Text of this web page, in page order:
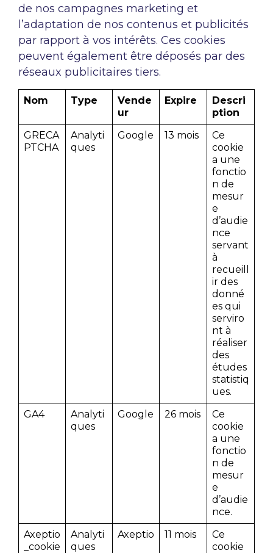
de nos campagnes marketing et
l’adaptation de nos contenus et publicités
par rapport à vos intérêts. Ces cookies
peuvent également être déposés par des
réseaux publicitaires tiers.
Nom Type
Vende
ur
Expire
Descri
ption
GRECA
PTCHA
Analyti
ques
Google 13 mois
Ce
cookie
a une
fonctio
n de
mesur
e
d’audie
nce
servant
à
recueill
ir des
donné
es qui
serviro
nt à
réaliser
des
études
statistiq
ues.
GA4
Analyti
ques
Google 26 mois
Ce
cookie
a une
fonctio
n de
mesur
e
d’audie
nce.
Axeptio
_cookie
Analyti
ques
Axeptio 11 mois
Ce
cookie